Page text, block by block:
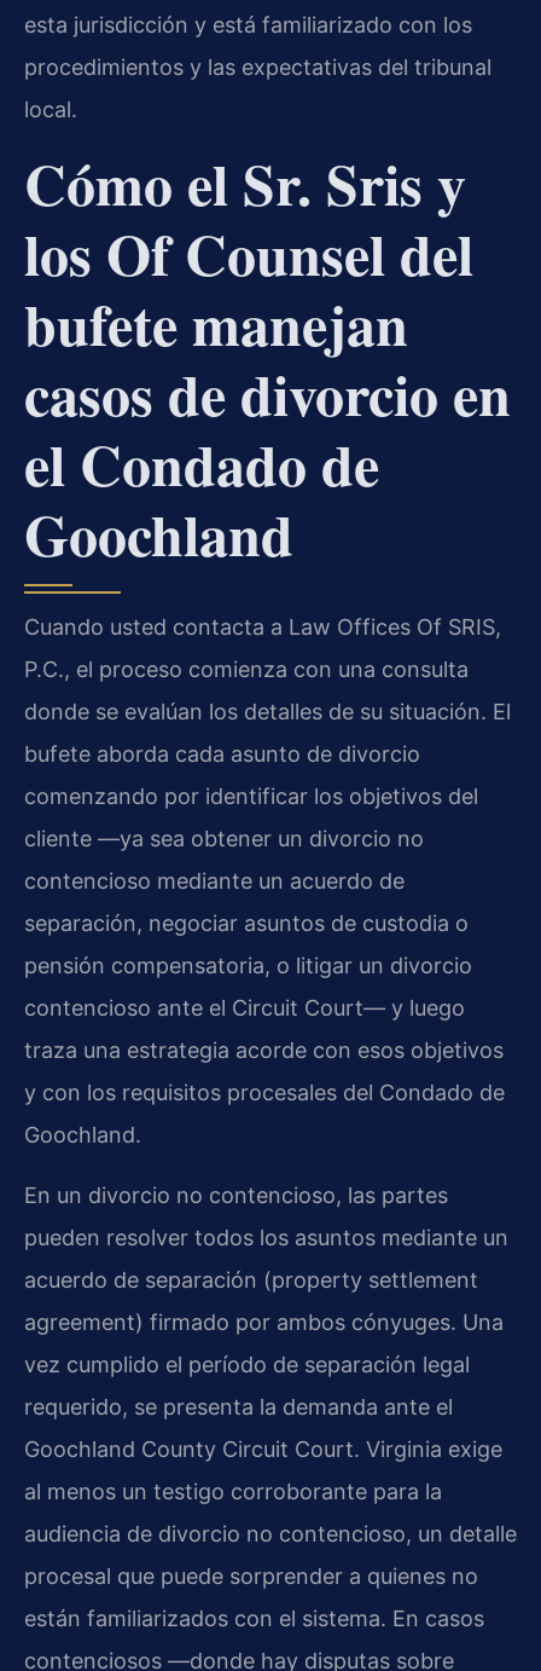
esta jurisdicción y está familiarizado con los
procedimientos y las expectativas del tribunal
local.
Cómo el Sr. Sris y
los Of Counsel del
bufete manejan
casos de divorcio en
el Condado de
Goochland
Cuando usted contacta a Law Offices Of SRIS,
P.C., el proceso comienza con una consulta
donde se evalúan los detalles de su situación. El
bufete aborda cada asunto de divorcio
comenzando por identificar los objetivos del
cliente —ya sea obtener un divorcio no
contencioso mediante un acuerdo de
separación, negociar asuntos de custodia o
pensión compensatoria, o litigar un divorcio
contencioso ante el Circuit Court— y luego
traza una estrategia acorde con esos objetivos
y con los requisitos procesales del Condado de
Goochland.
En un divorcio no contencioso, las partes
pueden resolver todos los asuntos mediante un
acuerdo de separación (property settlement
agreement) firmado por ambos cónyuges. Una
vez cumplido el período de separación legal
requerido, se presenta la demanda ante el
Goochland County Circuit Court. Virginia exige
al menos un testigo corroborante para la
audiencia de divorcio no contencioso, un detalle
procesal que puede sorprender a quienes no
están familiarizados con el sistema. En casos
contenciosos —donde hay disputas sobre